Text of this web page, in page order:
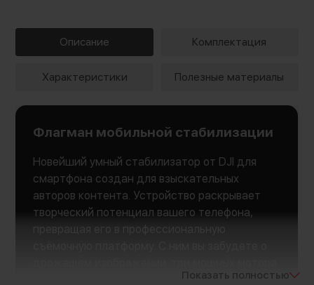
Описание Комплектация
Характеристики Полезные материалы
Флагман мобильной стабилизации
Новейший умный стабилизатор от DJI для
смартфона создан для взыскательных
авторов контента. Устройство раскрывает
творческий потенциал вашего телефона,
превращая его в профессиональную
обеспечивают исключительную плавность по
Показать полностью